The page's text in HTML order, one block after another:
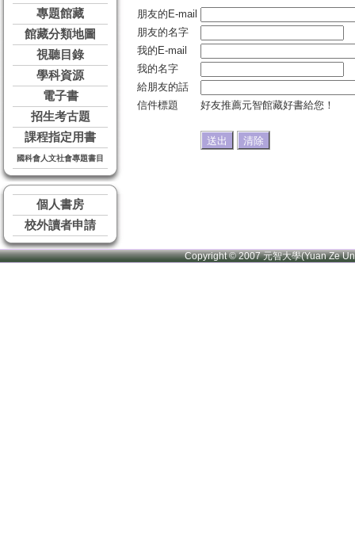
專題館藏
館藏分類地圖
視聽目錄
學科資源
電子書
招生考古題
課程指定用書
國科會人文社會專題書目
個人書房
校外讀者申請
朋友的E-mail
朋友的名字
我的E-mail
我的名字
給朋友的話
信件標題
好友推薦元智館藏好書給您！
Copyright © 2007 元智大學(Yuan Ze